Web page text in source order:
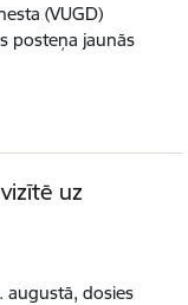
(VUGD)
posteņa jaunās
uz
augustā, dosies